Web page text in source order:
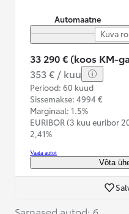
Automaatne
Kuva
33 290 € (koos KM-
353 € / kuu
Periood: 60 kuud
Sissemakse: 4994 €
Marginaal: 1.5%
EURIBOR (3 kuu euribor
2,41%
Vaata autot
Võta
Sarnased autod: 6